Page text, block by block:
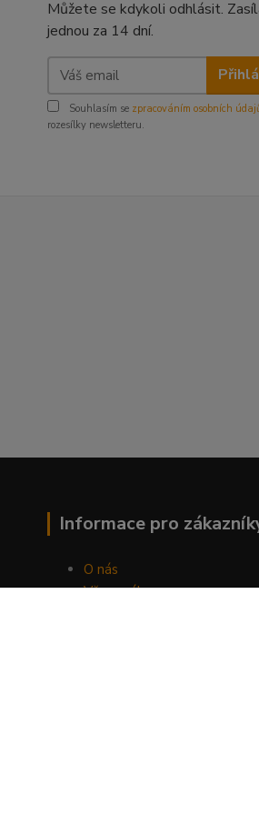
Můžete se kdykoli odhlásit.
jednou za 14 dní.
Souhlasím se zpracováním osobních
rozesílky newsletteru.
Informace pro
O nás
Vše o nákupu